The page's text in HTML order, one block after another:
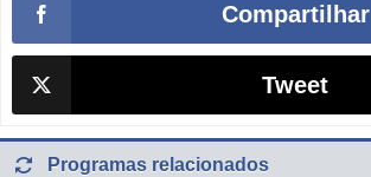
Compartilhar
Tweet
Programas relacionados